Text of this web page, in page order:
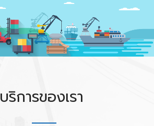
บริการของเรา